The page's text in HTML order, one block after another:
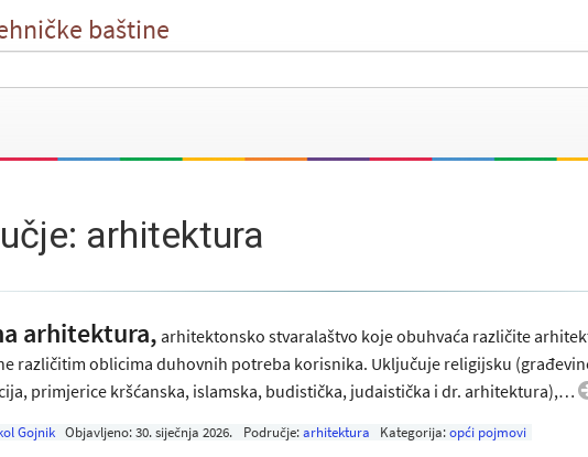
baštine
arhitektura
arhitektura, arhitektonsko stvaralaštvo koje obuhvaća različite
različitim oblicima duhovnih potreba korisnika. Uključuje religijsku
primjerice kršćanska, islamska, budistička, judaistička i dr. arhitektura),…
Gojnik Objavljeno:30. siječnja 2026. Područje: arhitektura Kategorija:opći pojmovi